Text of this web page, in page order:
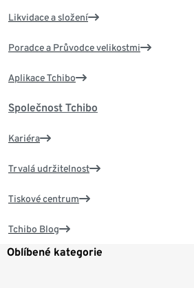
Likvidace a složení
Poradce a Průvodce velikostmi
Aplikace Tchibo
Společnost Tchibo
Kariéra
Trvalá udržitelnost
Tiskové centrum
Tchibo Blog
Oblíbené kategorie